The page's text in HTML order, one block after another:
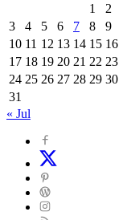
1
2
3
4 5 6 7 8
9
10 11 12 13 14 15 16
17 18 19 20 21 22 23
24 25 26 27 28 29 30
31
« Jul